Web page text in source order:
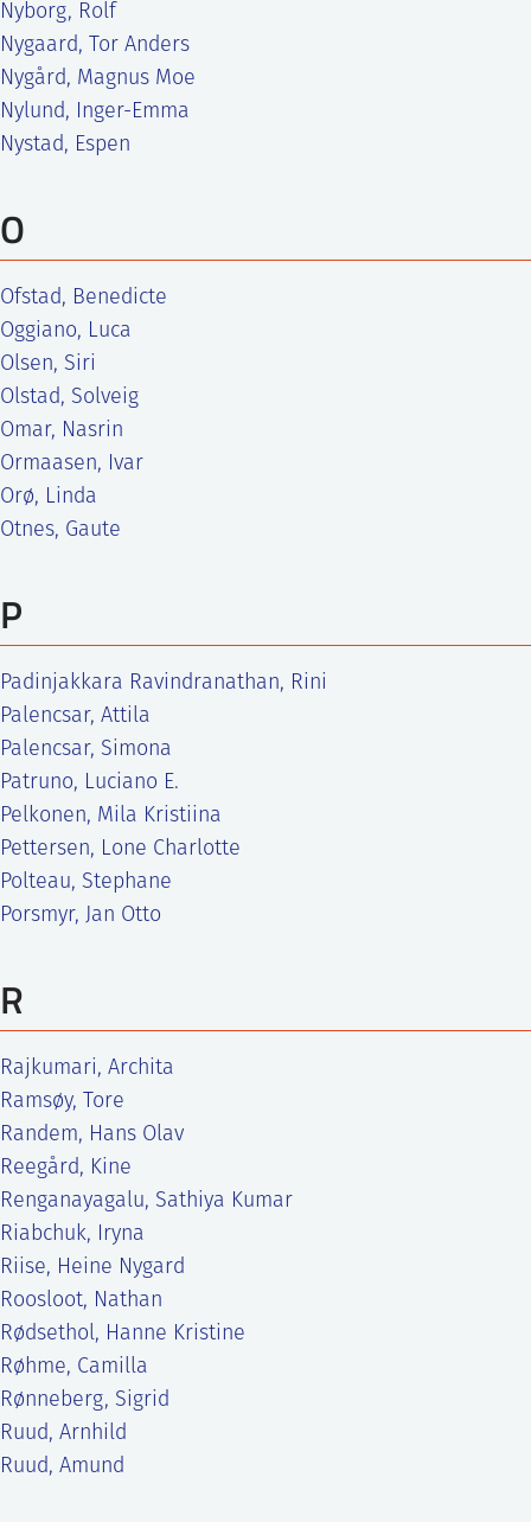
Nyborg, Rolf
Nygaard, Tor Anders
Nygård, Magnus Moe
Nylund, Inger-Emma
Nystad, Espen
O
Ofstad, Benedicte
Oggiano, Luca
Olsen, Siri
Olstad, Solveig
Omar, Nasrin
Ormaasen, Ivar
Orø, Linda
Otnes, Gaute
P
Padinjakkara Ravindranathan, Rini
Palencsar, Attila
Palencsar, Simona
Patruno, Luciano E.
Pelkonen, Mila Kristiina
Pettersen, Lone Charlotte
Polteau, Stephane
Porsmyr, Jan Otto
R
Rajkumari, Archita
Ramsøy, Tore
Randem, Hans Olav
Reegård, Kine
Renganayagalu, Sathiya Kumar
Riabchuk, Iryna
Riise, Heine Nygard
Roosloot, Nathan
Rødsethol, Hanne Kristine
Røhme, Camilla
Rønneberg, Sigrid
Ruud, Arnhild
Ruud, Amund